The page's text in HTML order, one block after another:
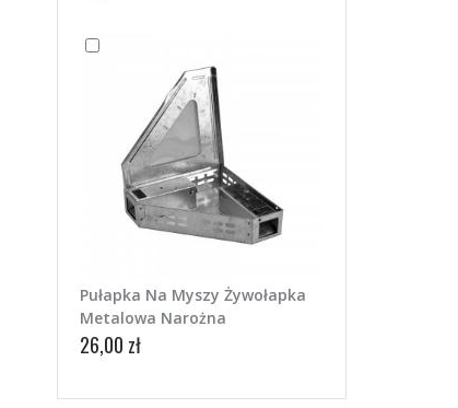
Pułapka Na Myszy Żywołapka
Metalowa Narożna
26,00 zł